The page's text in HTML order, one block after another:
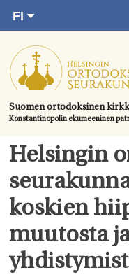
suoraan
sisältöön.
Suomen ortodoksinen
Konstantinopolin ekumeeninen
FI
SV
EN
UA
Etusivu
Ajankohtaista
Juhlat &
Kirkot
Apua & tukea
Tule mukaan
Hautausmaa
Yhteystiedot
Helsingin
koskien
muutosta